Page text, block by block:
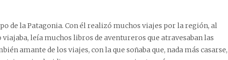
de la Patagonia. Con él realizó muchos viajes por la región, al
viajaba, leía muchos libros de aventureros que atravesaban las
amante de los viajes, con la que soñaba que, nada más casarse,